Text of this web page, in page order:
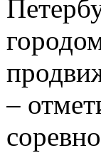
–